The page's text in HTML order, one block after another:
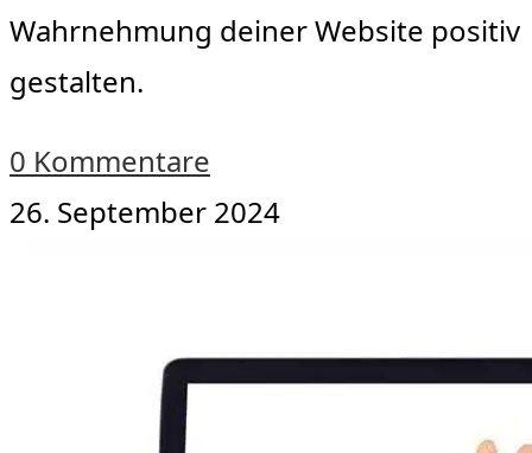
Wahrnehmung deiner Website positiv
gestalten.
0 Kommentare
26. September 2024